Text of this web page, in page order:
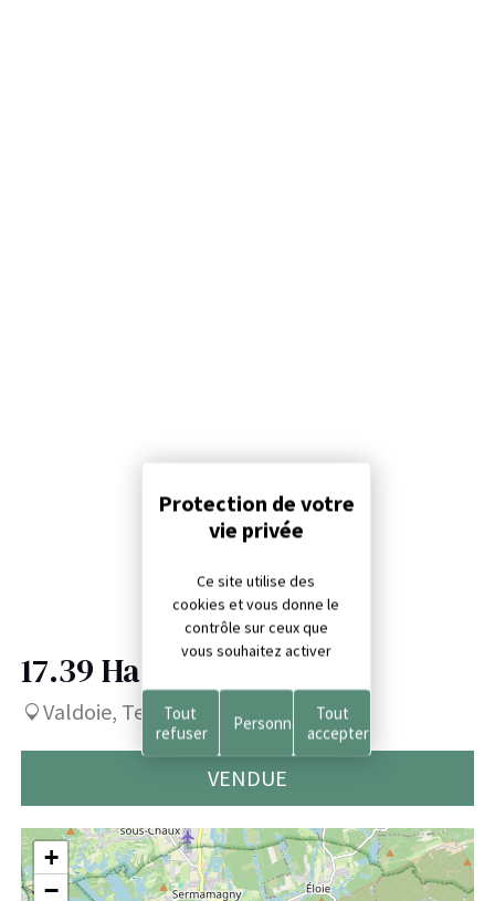
17.39 Ha 309 600 €
Valdoie, Territoire de Belfort (90)
VENDUE
+
−
Ce site utilise des
cookies et vous donne le
contrôle sur ceux que
vous souhaitez activer
Tout
accepter
Tout
refuser
Personnaliser